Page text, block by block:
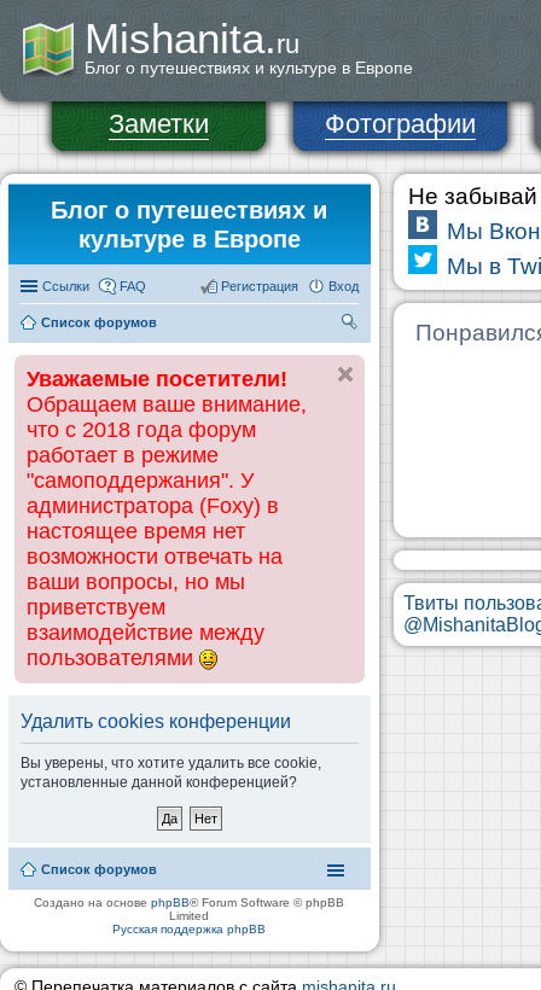
Mishanita.ru
Блог о путешествиях и культуре в Европе
Заметки Фотографии
Блог о путешествиях и
культуре в Европе
Ссылки FAQ Вход
Регистрация
Список форумов
ск
Уважаемые посетители!
Обращаем ваше внимание,
что с 2018 года форум
работает в режиме
"самоподдержания". У
администратора (Foxy) в
настоящее время нет
возможности отвечать на
ваши вопросы, но мы
приветствуем
взаимодействие между
пользователями
Удалить cookies конференции
Вы уверены, что хотите удалить все cookie,
установленные данной конференцией?
Список форумов
Создано на основеphpBB® Forum Software © phpBB
Limited
Русская поддержка phpBB
Не забывай
Мы
Мы в
Твиты